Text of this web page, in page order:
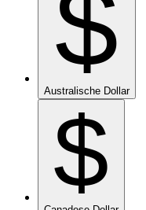
Australische Dollar
$